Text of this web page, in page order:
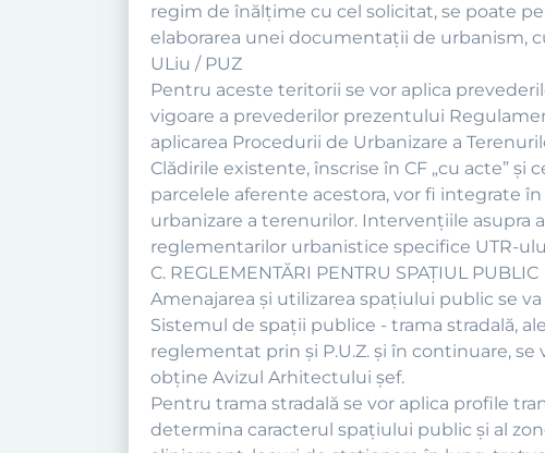
regim de înălţime cu cel solicitat, se poate
elaborarea unei documentaţii de urbanism,
ULiu / PUZ
Pentru aceste teritorii se vor aplica
vigoare a prevederilor prezentului
aplicarea Procedurii de Urbanizare a
Clădirile existente, înscrise în CF „cu acte”
parcelele aferente acestora, vor fi integrate
urbanizare a terenurilor. Intervențiile asupra
reglementarilor urbanistice specifice UTR-
C. REGLEMENTĂRI PENTRU SPAȚIUL PUBLIC
Amenajarea şi utilizarea spaţiului public se
Sistemul de spaţii publice - trama stradală,
reglementat prin şi P.U.Z. şi în continuare,
obține Avizul Arhitectului șef.
Pentru trama stradală se vor aplica profile
determina caracterul spaţiului public şi al